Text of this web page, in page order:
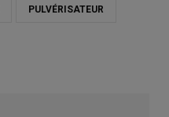
PULVÉRISATEUR